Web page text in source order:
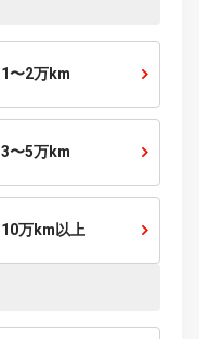
1〜2万km